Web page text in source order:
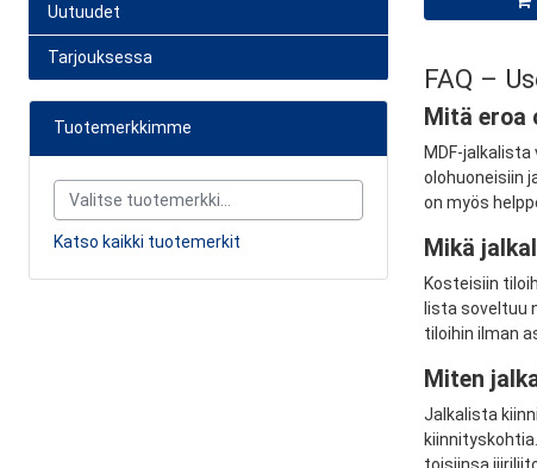
Uutuudet
Tarjouksessa
Tuotemerkkimme
Katso kaikki tuotemerkit
FAQ –
Mitä eroa
MDF-
olohuoneisiin
on myös
Mikä
Kosteisiin
lista soveltuu
tiloihin ilman
Miten
Jalkalista